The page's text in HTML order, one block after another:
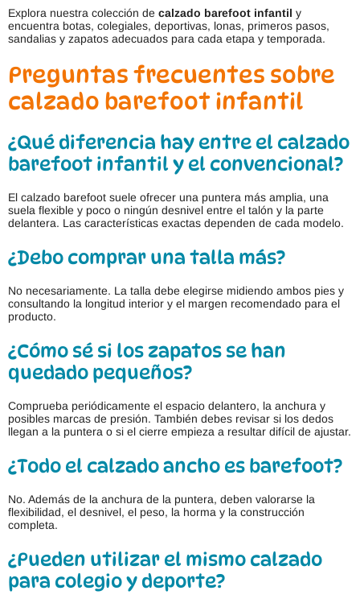
Explora nuestra colección de calzado barefoot infantil y
encuentra botas, colegiales, deportivas, lonas, primeros pasos,
sandalias y zapatos adecuados para cada etapa y temporada.
Preguntas frecuentes sobre
calzado barefoot infantil
¿Qué diferencia hay entre el calzado
barefoot infantil y el convencional?
El calzado barefoot suele ofrecer una puntera más amplia, una
suela flexible y poco o ningún desnivel entre el talón y la parte
delantera. Las características exactas dependen de cada modelo.
¿Debo comprar una talla más?
No necesariamente. La talla debe elegirse midiendo ambos pies y
consultando la longitud interior y el margen recomendado para el
producto.
¿Cómo sé si los zapatos se han
quedado pequeños?
Comprueba periódicamente el espacio delantero, la anchura y
posibles marcas de presión. También debes revisar si los dedos
llegan a la puntera o si el cierre empieza a resultar difícil de ajustar.
¿Todo el calzado ancho es barefoot?
No. Además de la anchura de la puntera, deben valorarse la
flexibilidad, el desnivel, el peso, la horma y la construcción
completa.
¿Pueden utilizar el mismo calzado
para colegio y deporte?